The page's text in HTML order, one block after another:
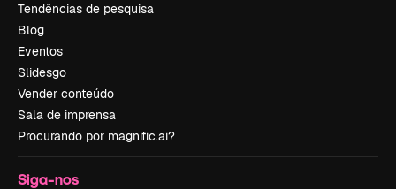
Tendências de pesquisa
Blog
Eventos
Slidesgo
Vender conteúdo
Sala de imprensa
Procurando por magnific.ai?
Siga-nos